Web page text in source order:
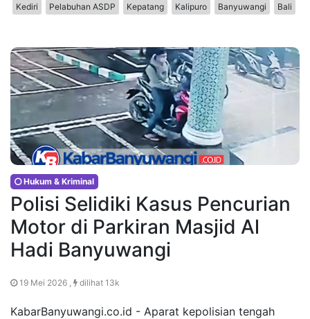
Kediri
Pelabuhan ASDP Kepatang Kalipuro Banyuwangi Bali
Hukum & Kriminal
Polisi Selidiki Kasus Pencurian
Motor di Parkiran Masjid Al
Hadi Banyuwangi
19 Mei 2026 , dilihat 13k
KabarBanyuwangi.co.id - Aparat kepolisian tengah